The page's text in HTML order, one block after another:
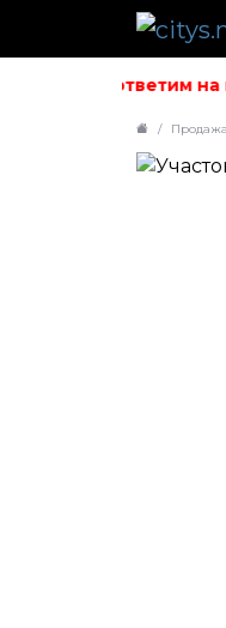
ответим на